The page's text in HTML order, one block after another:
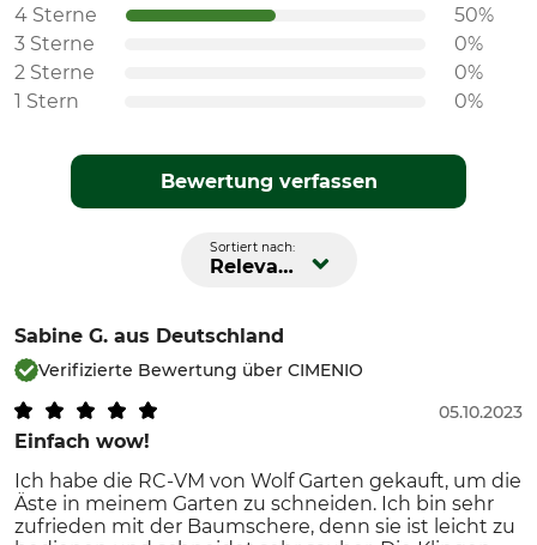
4 Sterne
50%
3 Sterne
0%
2 Sterne
0%
1 Stern
0%
Bewertung verfassen
Sortiert nach:
Relevanz
Sabine G. aus Deutschland
Verifizierte Bewertung über CIMENIO
Einfach wow!
05.10.2023
Ich habe die RC-VM von Wolf Garten gekauft, um die
Äste in meinem Garten zu schneiden. Ich bin sehr
zufrieden mit der Baumschere, denn sie ist leicht zu